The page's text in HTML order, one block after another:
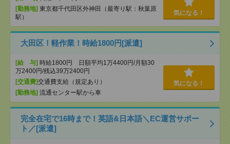
[勤務地] 東京都千代田区外神田（最寄り駅：秋葉原
駅）
気になる！
大田区！軽作業！時給1800円[派遣]
[給 与] 時給1800円 日額平均1万4400円/月額30
万2400円/残込39万2400円
[交通費]交通費支給（規定あり）
[勤務地] 流通センター駅から車
気になる！
完全在宅で16時まで！英語&日本語＼EC運営サポー
ト／[派遣]